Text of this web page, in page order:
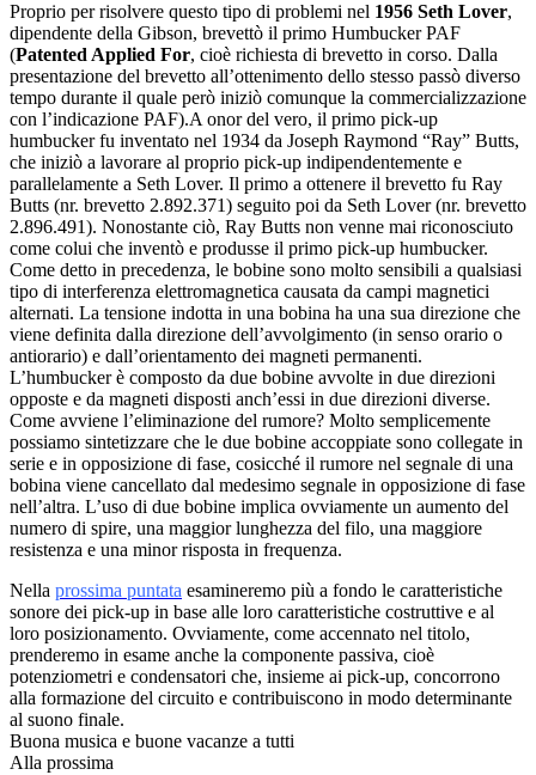
Proprio per risolvere questo tipo di problemi nel 1956 Seth Lover,
dipendente della Gibson, brevettò il primo Humbucker PAF
(Patented Applied For, cioè richiesta di brevetto in corso. Dalla
presentazione del brevetto all’ottenimento dello stesso passò diverso
tempo durante il quale però iniziò comunque la commercializzazione
con l’indicazione PAF).A onor del vero, il primo pick-up
humbucker fu inventato nel 1934 da Joseph Raymond “Ray” Butts,
che iniziò a lavorare al proprio pick-up indipendentemente e
parallelamente a Seth Lover. Il primo a ottenere il brevetto fu Ray
Butts (nr. brevetto 2.892.371) seguito poi da Seth Lover (nr. brevetto
2.896.491). Nonostante ciò, Ray Butts non venne mai riconosciuto
come colui che inventò e produsse il primo pick-up humbucker.
Come detto in precedenza, le bobine sono molto sensibili a qualsiasi
tipo di interferenza elettromagnetica causata da campi magnetici
alternati. La tensione indotta in una bobina ha una sua direzione che
viene definita dalla direzione dell’avvolgimento (in senso orario o
antiorario) e dall’orientamento dei magneti permanenti.
L’humbucker è composto da due bobine avvolte in due direzioni
opposte e da magneti disposti anch’essi in due direzioni diverse.
Come avviene l’eliminazione del rumore? Molto semplicemente
possiamo sintetizzare che le due bobine accoppiate sono collegate in
serie e in opposizione di fase, cosicché il rumore nel segnale di una
bobina viene cancellato dal medesimo segnale in opposizione di fase
nell’altra. L’uso di due bobine implica ovviamente un aumento del
numero di spire, una maggior lunghezza del filo, una maggiore
resistenza e una minor risposta in frequenza.
Nella prossima puntata esamineremo più a fondo le caratteristiche
sonore dei pick-up in base alle loro caratteristiche costruttive e al
loro posizionamento. Ovviamente, come accennato nel titolo,
prenderemo in esame anche la componente passiva, cioè
potenziometri e condensatori che, insieme ai pick-up, concorrono
alla formazione del circuito e contribuiscono in modo determinante
al suono finale.
Buona musica e buone vacanze a tutti
Alla prossima